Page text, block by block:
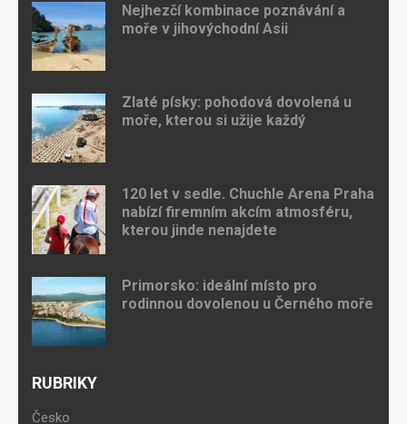
Nejhezčí kombinace poznávání a
moře v jihovýchodní Asii
Zlaté písky: pohodová dovolená u
moře, kterou si užije každý
120 let v sedle. Chuchle Arena Praha
nabízí firemním akcím atmosféru,
kterou jinde nenajdete
Primorsko: ideální místo pro
rodinnou dovolenou u Černého moře
RUBRIKY
Česko